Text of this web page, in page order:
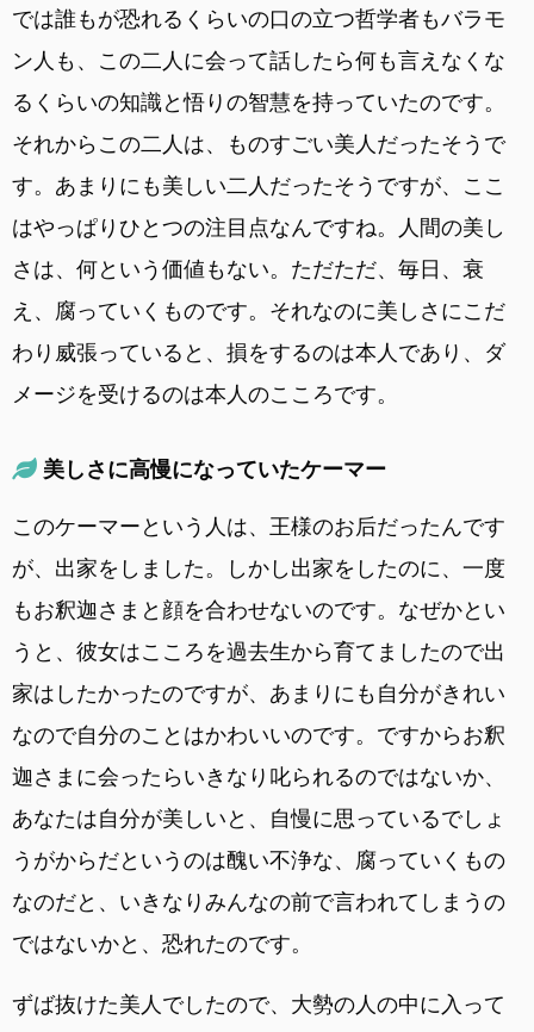
では誰もが恐れるくらいの口の立つ哲学者もバラモ
ン人も、この二人に会って話したら何も言えなくな
るくらいの知識と悟りの智慧を持っていたのです。
それからこの二人は、ものすごい美人だったそうで
す。あまりにも美しい二人だったそうですが、ここ
はやっぱりひとつの注目点なんですね。人間の美し
さは、何という価値もない。ただただ、毎日、衰
え、腐っていくものです。それなのに美しさにこだ
わり威張っていると、損をするのは本人であり、ダ
メージを受けるのは本人のこころです。
美しさに高慢になっていたケーマー
このケーマーという人は、王様のお后だったんです
が、出家をしました。しかし出家をしたのに、一度
もお釈迦さまと顔を合わせないのです。なぜかとい
うと、彼女はこころを過去生から育てましたので出
家はしたかったのですが、あまりにも自分がきれい
なので自分のことはかわいいのです。ですからお釈
迦さまに会ったらいきなり叱られるのではないか、
あなたは自分が美しいと、自慢に思っているでしょ
うがからだというのは醜い不浄な、腐っていくもの
なのだと、いきなりみんなの前で言われてしまうの
ではないかと、恐れたのです。
ずば抜けた美人でしたので、大勢の人の中に入って